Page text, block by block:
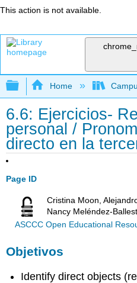
This action is not available.
Expand/collapse
Home
6.6: Ejercicios-
personal /
directo en la
Page ID
Cristina Moon,
Nancy Meléndez-
ASCCC Open Educational
Objetivos
Identify direct objects